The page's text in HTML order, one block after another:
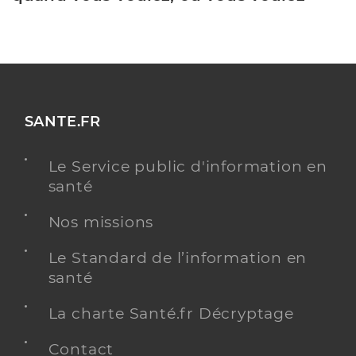
SANTE.FR
Le Service public d'information en
santé
Nos missions
Le Standard de l’information en
santé
La charte Santé.fr Décryptage
Contact